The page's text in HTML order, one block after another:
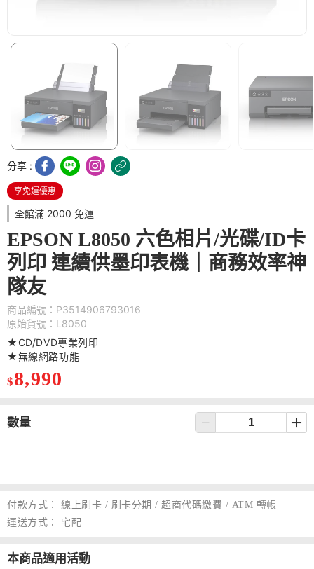
分享 :
享免運優惠
全館滿 2000 免運
EPSON L8050 六色相片/光碟/ID卡
列印 連續供墨印表機｜商務效率神
隊友
商品編號：P3514906793016
原始貨號：L8050
★CD/DVD專業列印
★無線網路功能
$8,990
數量
付款方式：
線上刷卡 / 刷卡分期 / 超商代碼繳費 / ATM 轉帳
運送方式：
宅配
本商品適用活動